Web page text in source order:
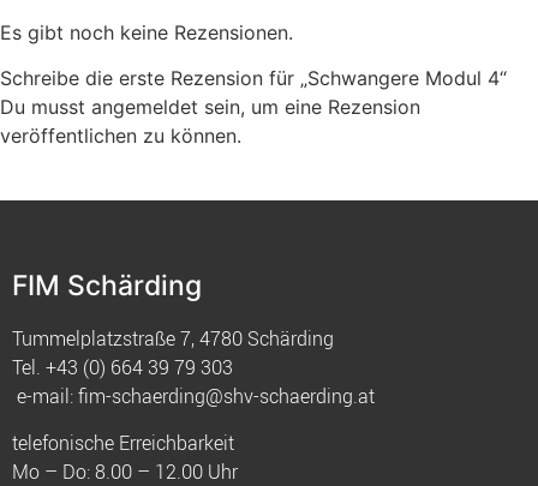
Es gibt noch keine Rezensionen.
Schreibe die erste Rezension für „Schwangere Modul 4“
Du musst angemeldet sein, um eine Rezension
veröffentlichen zu können.
FIM Schärding
Tummelplatzstraße 7, 4780 Schärding
Tel. +43 (0) 664 39 79 303
e-mail:fim-schaerding@shv-schaerding.at
telefonische Erreichbarkeit
Mo – Do: 8.00 – 12.00 Uhr